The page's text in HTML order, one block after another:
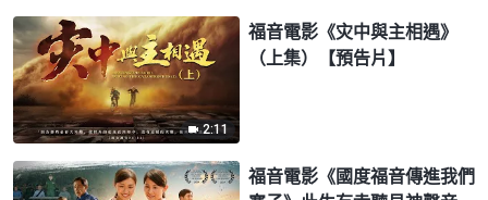
2:11
福音電影《灾中與主相遇》
（上集）【預告片】
福音電影《國度福音傳進我們